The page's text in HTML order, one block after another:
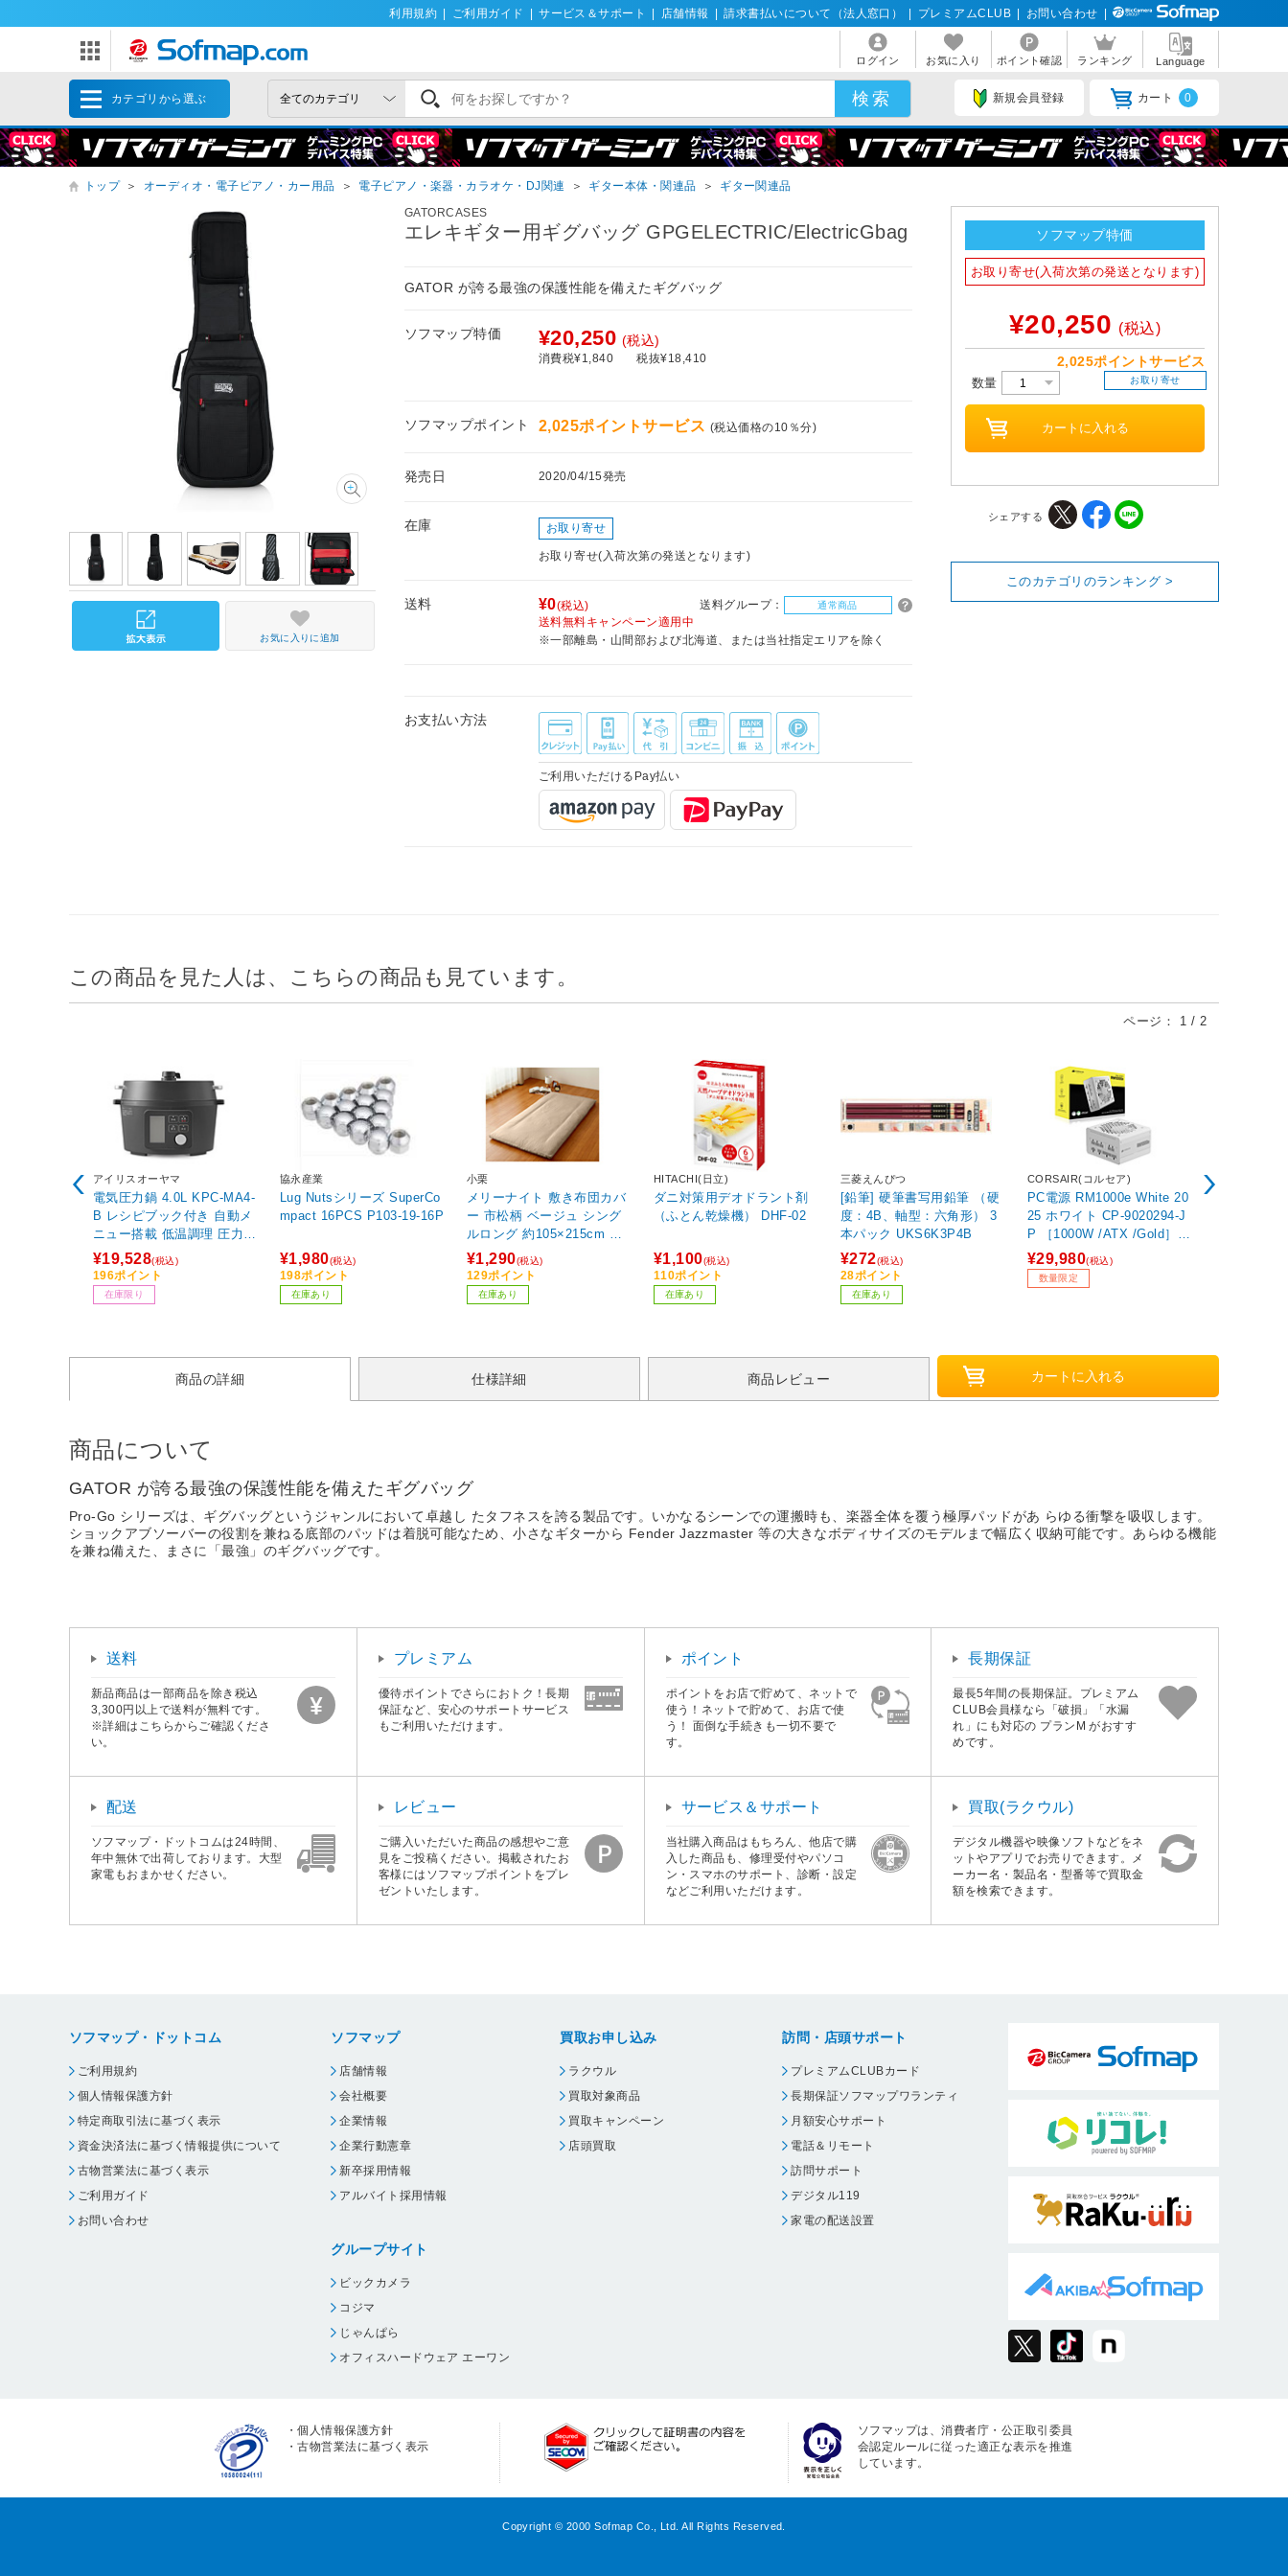
利用規約 ご利用ガイド サービス＆サポート 店舗情報 請求書払いについて（法人窓口） プレミアムCLUB お問い合わせ
ログイン お気に入り ポイント確認 ランキング Language
カテゴリから選ぶ 新規会員登録 カート 0
トップ ＞ オーディオ・電子ピアノ・カー用品 ＞ 電子ピアノ・楽器・カラオケ・DJ関連 ＞ ギター本体・関連品 ＞
ギター関連品
GATORCASES
エレキギター用ギグバッグ GPGELECTRIC/ElectricGbag
GATOR が誇る最強の保護性能を備えたギグバッグ
ソフマップ特価 ¥20,250 (税込)
消費税¥1,840 税抜¥18,410
ソフマップポイント 2,025ポイントサービス (税込価格の10％分)
発売日 2020/04/15発売
在庫 お取り寄せ
お取り寄せ(入荷次第の発送となります)
送料 ¥0(税込) 送料グループ： 通常商品
送料無料キャンペーン適用中
※一部離島・山間部および北海道、または当社指定エリアを除く
お支払い方法
ご利用いただけるPay払い
お気に入りに追加
ソフマップ特価
お取り寄せ(入荷次第の発送となります)
¥20,250 (税込)
2,025ポイントサービス
数量 お取り寄せ
シェアする
このカテゴリのランキング >
この商品を見た人は、こちらの商品も見ています。
ページ： 1 / 2
アイリスオーヤマ
電気圧力鍋 4.0L KPC-MA4-
B レシピブック付き 自動メ
ニュー搭載 低温調理 圧力な
べ ブラック 【864】
¥19,528(税込)
196ポイント
在庫限り
協永産業
Lug Nutsシリーズ SuperCo
mpact 16PCS P103-19-16P
¥1,980(税込)
198ポイント
在庫あり
小栗
メリーナイト 敷き布団カバ
ー 市松柄 ベージュ シング
ルロング 約105×215cm 光
沢感 和モダン 速乾 シワに
なりにくい 洗える PE13101
-96 メリーナイト(MerryNigh
t) ベージュ PE13101_96
¥1,290(税込)
129ポイント
在庫あり
HITACHI(日立)
ダニ対策用デオドラント剤
（ふとん乾燥機） DHF-02
¥1,100(税込)
110ポイント
在庫あり
三菱えんぴつ
[鉛筆] 硬筆書写用鉛筆 （硬
度：4B、軸型：六角形） 3
本パック UKS6K3P4B
¥272(税込)
28ポイント
在庫あり
CORSAIR(コルセア)
PC電源 RM1000e White 20
25 ホワイト CP-9020294-J
P ［1000W /ATX /Gold］
【sof001】
¥29,980(税込)
数量限定
商品の詳細 仕様詳細 商品レビュー
商品について
GATOR が誇る最強の保護性能を備えたギグバッグ
Pro-Go シリーズは、ギグバッグというジャンルにおいて卓越し たタフネスを誇る製品です。いかなるシーンでの運搬時も、楽器全体を覆う極厚パッドがあ らゆる衝撃を吸収します。
ショックアブソーバーの役割を兼ねる底部のパッドは着脱可能なため、小さなギターから Fender Jazzmaster 等の大きなボディサイズのモデルまで幅広く収納可能です。あらゆる機能
を兼ね備えた、まさに「最強」のギグバッグです。
送料
新品商品は一部商品を除き税込
3,300円以上で送料が無料です。
※詳細はこちらからご確認くださ
い。
プレミアム
優待ポイントでさらにおトク！長期
保証など、安心のサポートサービス
もご利用いただけます。
ポイント
ポイントをお店で貯めて、ネットで
使う！ネットで貯めて、お店で使
う！ 面倒な手続きも一切不要で
す。
長期保証
最長5年間の長期保証。プレミアム
CLUB会員様なら「破損」「水漏
れ」にも対応の プランM がおすす
めです。
配送
ソフマップ・ドットコムは24時間、
年中無休で出荷しております。大型
家電もおまかせください。
レビュー
ご購入いただいた商品の感想やご意
見をご投稿ください。掲載されたお
客様にはソフマップポイントをプレ
ゼントいたします。
サービス＆サポート
当社購入商品はもちろん、他店で購
入した商品も、修理受付やパソコ
ン・スマホのサポート、診断・設定
などご利用いただけます。
買取(ラクウル)
デジタル機器や映像ソフトなどをネ
ットやアプリでお売りできます。メ
ーカー名・製品名・型番等で買取金
額を検索できます。
ソフマップ・ドットコム
ご利用規約
個人情報保護方針
特定商取引法に基づく表示
資金決済法に基づく情報提供について
古物営業法に基づく表示
ご利用ガイド
お問い合わせ
ソフマップ
店舗情報
会社概要
企業情報
企業行動憲章
新卒採用情報
アルバイト採用情報
グループサイト
ビックカメラ
コジマ
じゃんぱら
オフィスハードウェア エーワン
買取お申し込み
ラクウル
買取対象商品
買取キャンペーン
店頭買取
訪問・店頭サポート
プレミアムCLUBカード
長期保証ソフマップワランティ
月額安心サポート
電話＆リモート
訪問サポート
デジタル119
家電の配送設置
・個人情報保護方針
・古物営業法に基づく表示
ソフマップは、消費者庁・公正取引委員
会認定ルールに従った適正な表示を推進
しています。
Copyright © 2000 Sofmap Co., Ltd. All Rights Reserved.